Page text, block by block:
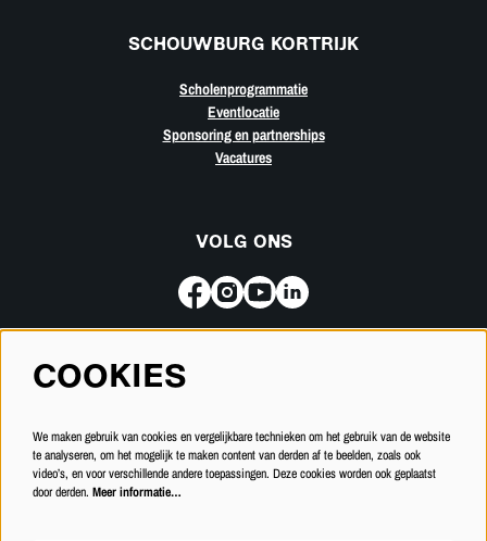
SCHOUWBURG KORTRIJK
Scholenprogrammatie
Eventlocatie
Sponsoring en partnerships
Vacatures
VOLG ONS
Meld je aan voor de nieuwsbrief
INSCHRIJVEN
COOKIES
We maken gebruik van cookies en vergelijkbare technieken om het gebruik van de website
te analyseren, om het mogelijk te maken content van derden af te beelden, zoals ook
video’s, en voor verschillende andere toepassingen. Deze cookies worden ook geplaatst
door derden. Meer informatie…